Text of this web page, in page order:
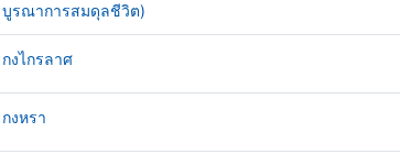
บูรณาการสมดุลชีวิต)
กงไกรลาศ
กงหรา